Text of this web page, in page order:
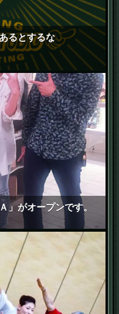
るとするな
」がオープンです。